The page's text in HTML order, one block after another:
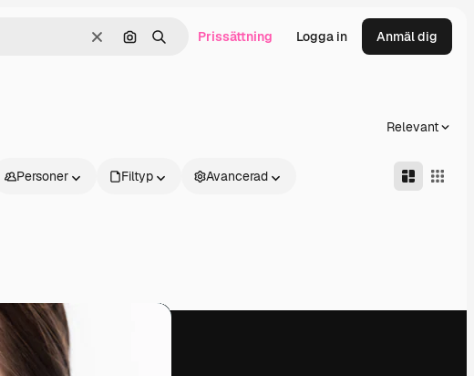
RensaSök efter bild
Söka Prissättning Logga in Anmäl dig
Relevant
Personer Filtyp Avancerad